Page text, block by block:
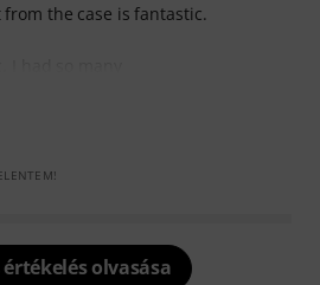
the case is fantastic.
értékelés olvasása